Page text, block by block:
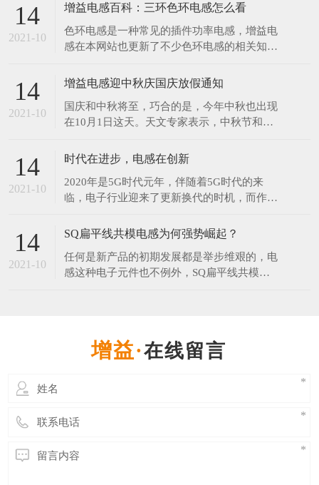
14
2021-10
增益电感百科：三环色环电感怎么看
​色环电感是一种常见的插件功率电感，增益电
感在本网站也更新了不少色环电感的相关知
感的相关知识。前两天，有位客户给小编发了
一张图，让小编给他读一下数值，小编在一开
始看到图片的时候没觉得有什么奇怪之处，但
是在帮客户读数值的时候才发现原来这个色环
14
2021-10
增益电感迎中秋庆国庆放假通知
​国庆和中秋将至，巧合的是，今年中秋也出现
在10月1日这天。天文专家表示，中秋节和国
见。上一次是2001年，另外两次分别在2031
年和2077年。对此网友调侃：连国庆和中秋都
在一起了，而我还是单身。​中秋节每年固定在
农历的八月十五，但它在阳历中的日期却非常
14
2021-10
时代在进步，电感在创新
2020年是5G时代元年，伴随着5G时代的来
临，电子行业迎来了更新换代的时机，而作为
器，在新的时代将会有更大的发展空间。 伴
领域，电感行业会走向一个更大的发展空间。
无论科技进步的有多快，电子产品更新的再
14
2021-10
SQ扁平线共模电感为何强势崛起？
任何是新产品的初期发展都是举步维艰的，电
感这种电子元件也不例外，SQ扁平线共模电
是发展至今SQ共模电感已经开始受到各行业
在线留言